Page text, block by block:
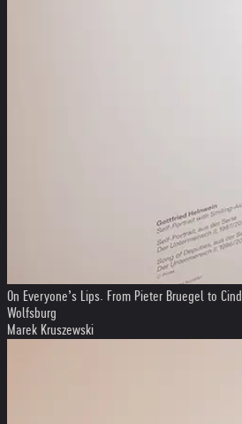
On Everyone’s Lips. From Pieter Bruegel to
Wolfsburg
Marek Kruszewski